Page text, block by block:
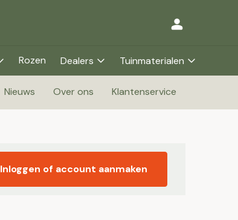
Rozen Dealers Tuinmaterialen
Nieuws Over ons Klantenservice
Inloggen of account aanmaken